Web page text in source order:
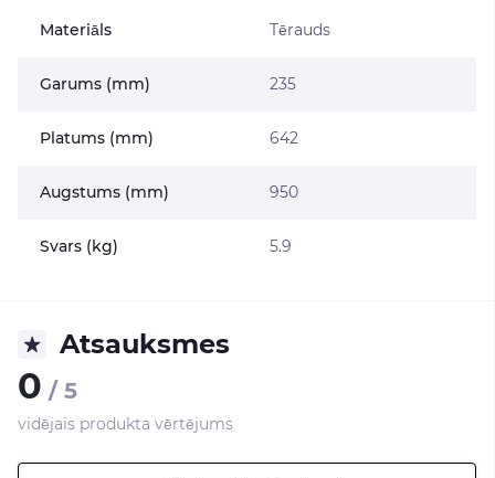
Materiāls Tērauds
Garums (mm) 235
Platums (mm) 642
Augstums (mm) 950
Svars (kg) 5.9
Atsauksmes
0 / 5
vidējais produkta vērtējums